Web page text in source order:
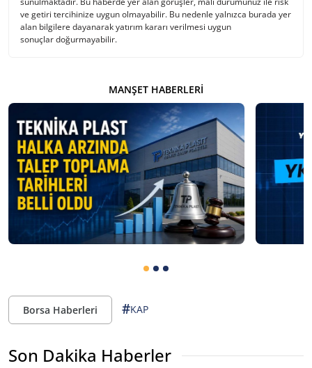
ve getiri tercihinize uygun olmayabilir. Bu nedenle yalnızca burada yer
alan bilgilere dayanarak yatırım kararı verilmesi uygun
sonuçlar doğurmayabilir.
MANŞET HABERLERI
Borsa Haberleri #KAP
Son Dakika Haberler